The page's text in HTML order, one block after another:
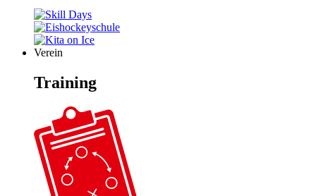
Verein
Training